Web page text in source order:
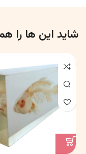
شاید این ها را